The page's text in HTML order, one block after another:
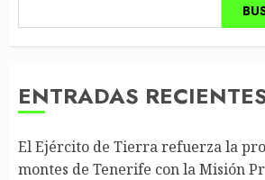
ENTRADAS
El Ejército de Tierra refuerza la
montes de Tenerife con la Misión